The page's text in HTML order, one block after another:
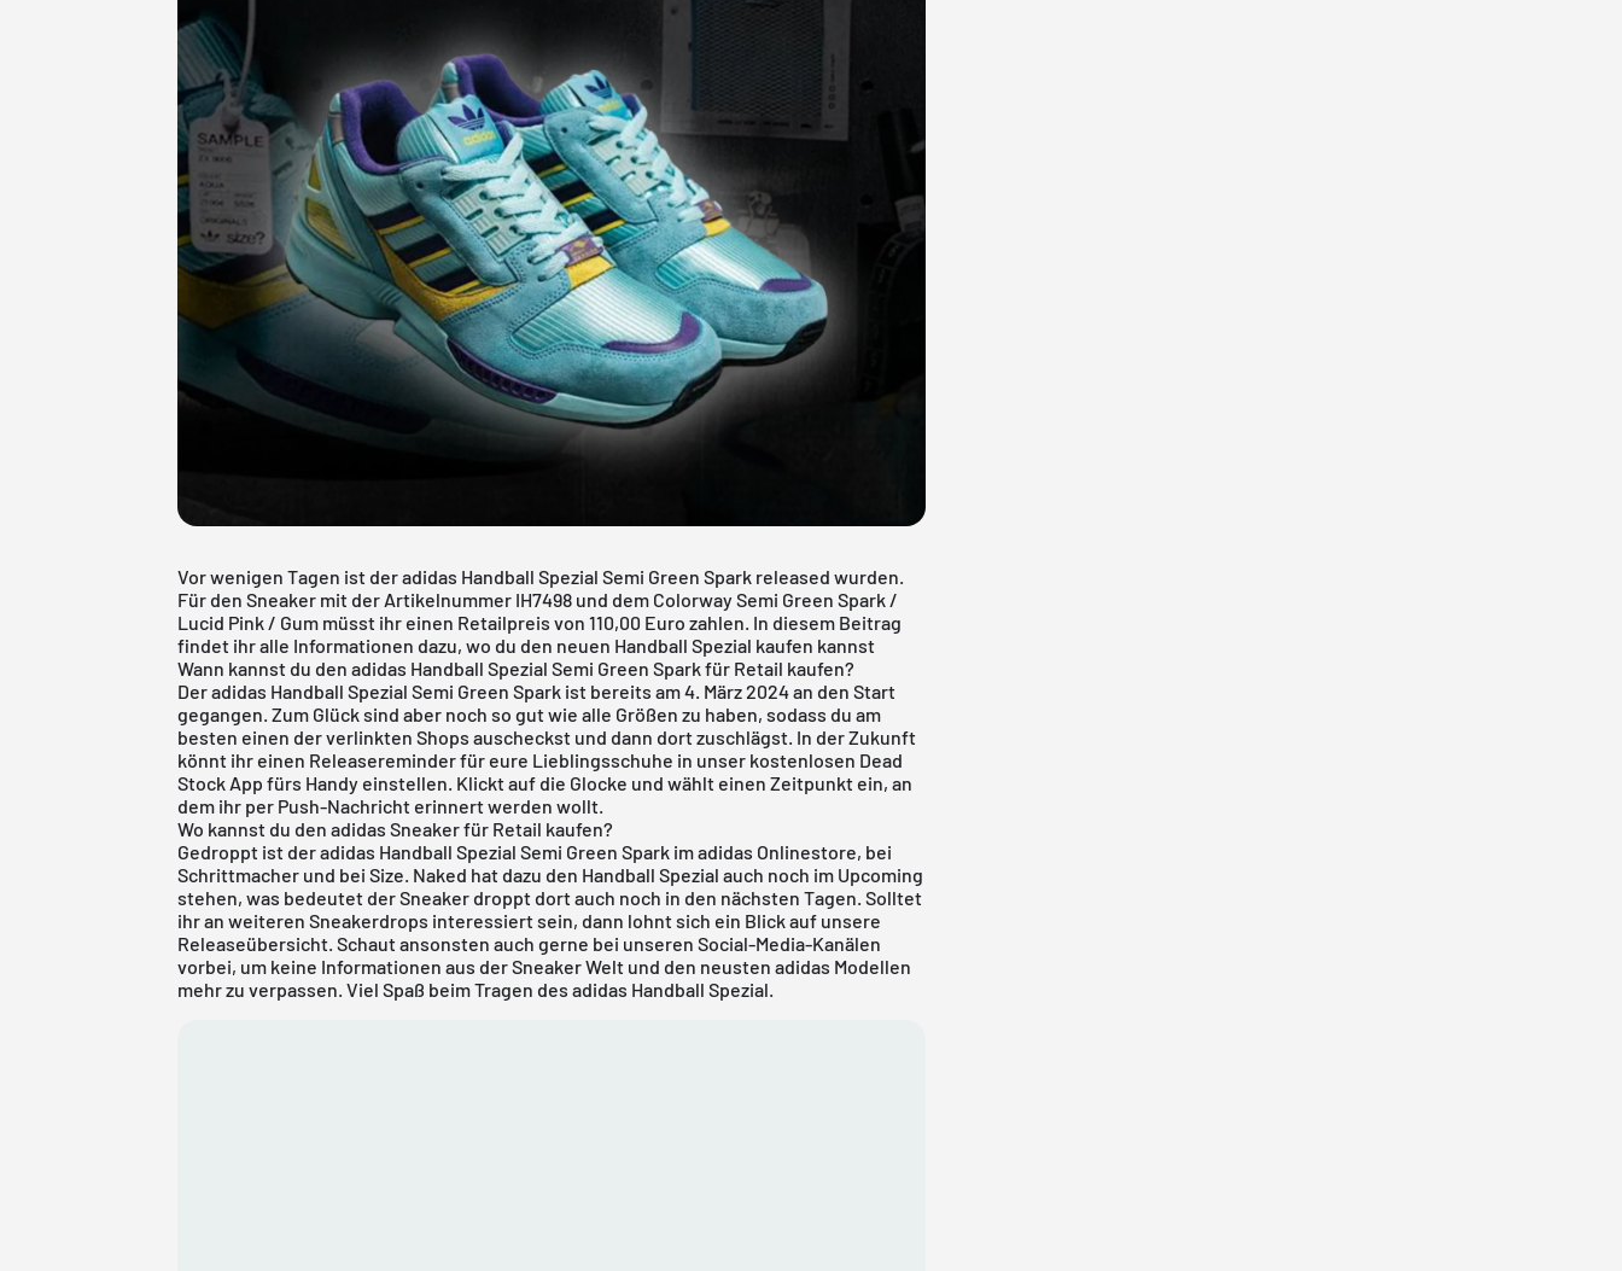
Vor wenigen Tagen ist der adidas Handball Spezial Semi Green Spark released wurden.
Für den Sneaker mit der Artikelnummer IH7498 und dem Colorway Semi Green Spark /
Lucid Pink / Gum müsst ihr einen Retailpreis von 110,00 Euro zahlen. In diesem Beitrag
findet ihr alle Informationen dazu, wo du den neuen Handball Spezial kaufen kannst
Wann kannst du den adidas Handball Spezial Semi Green Spark für Retail kaufen?
Der adidas Handball Spezial Semi Green Spark ist bereits am 4. März 2024 an den Start
gegangen. Zum Glück sind aber noch so gut wie alle Größen zu haben, sodass du am
besten einen der verlinkten Shops auscheckst und dann dort zuschlägst. In der Zukunft
könnt ihr einen Releasereminder für eure Lieblingsschuhe in unser kostenlosen Dead
Stock App fürs Handy einstellen. Klickt auf die Glocke und wählt einen Zeitpunkt ein, an
dem ihr per Push-Nachricht erinnert werden wollt.
Wo kannst du den adidas Sneaker für Retail kaufen?
Gedroppt ist der adidas Handball Spezial Semi Green Spark im adidas Onlinestore, bei
Schrittmacher und bei Size. Naked hat dazu den Handball Spezial auch noch im Upcoming
stehen, was bedeutet der Sneaker droppt dort auch noch in den nächsten Tagen. Solltet
ihr an weiteren Sneakerdrops interessiert sein, dann lohnt sich ein Blick auf unsere
Releaseübersicht . Schaut ansonsten auch gerne bei unseren Social-Media-Kanälen
vorbei, um keine Informationen aus der Sneaker Welt und den neusten adidas Modellen
mehr zu verpassen. Viel Spaß beim Tragen des adidas Handball Spezial.